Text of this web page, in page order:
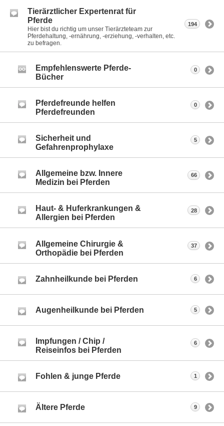
Tierärztlicher Expertenrat für
Pferde
Hier bist du richtig um unser Tierärzteteam zur
Pferdehaltung, -ernährung, -erziehung, -verhalten, etc.
zu befragen.
194
Empfehlenswerte Pferde-
Bücher
0
Pferdefreunde helfen
Pferdefreunden
0
Sicherheit und
Gefahrenprophylaxe
5
Allgemeine bzw. Innere
Medizin bei Pferden
66
Haut- & Huferkrankungen &
Allergien bei Pferden
28
Allgemeine Chirurgie &
Orthopädie bei Pferden
37
Zahnheilkunde bei Pferden 6
Augenheilkunde bei Pferden 5
Impfungen / Chip /
Reiseinfos bei Pferden
6
Fohlen & junge Pferde 1
Ältere Pferde 9